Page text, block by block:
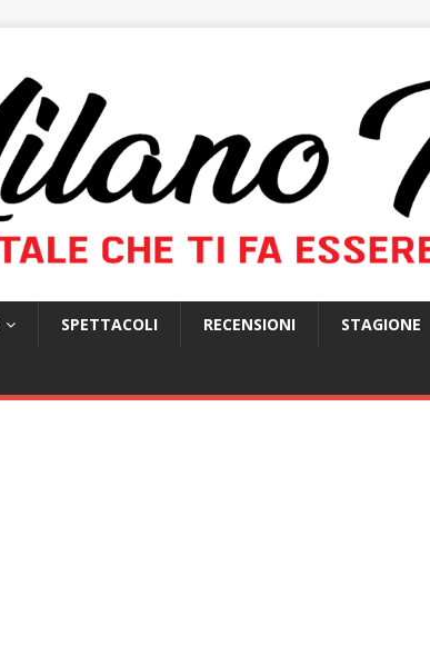
SPETTACOLI RECENSIONI STAGIONE